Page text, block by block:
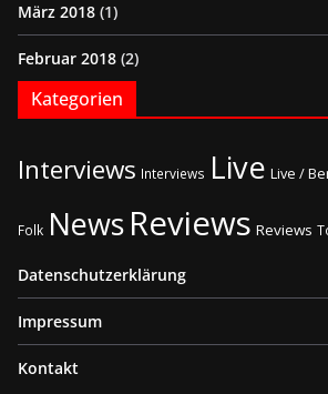
März 2018 (1)
Februar 2018 (2)
Kategorien
Interviews Interviews Live Live /
Folk NewsReviews Reviews
Datenschutzerklärung
Impressum
Kontakt